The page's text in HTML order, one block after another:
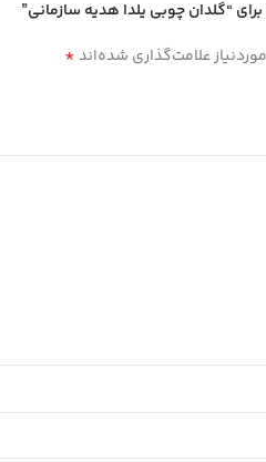
“گلدان چوبی یلدا هدیه سازمانی”
علامت‌گذاری شده‌اند*